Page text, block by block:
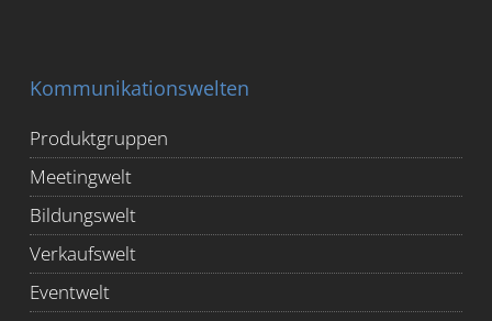
Kommunikationswelten
Produktgruppen
Meetingwelt
Bildungswelt
Verkaufswelt
Eventwelt